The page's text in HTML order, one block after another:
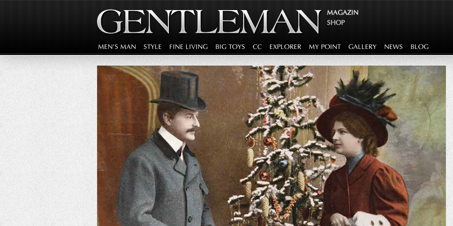
MAGAZIN
SHOP
MEN'S MAN STYLE FINE LIVING BIG TOYS CC EXPLORER MY POINT GALLERY NEWS BLOG